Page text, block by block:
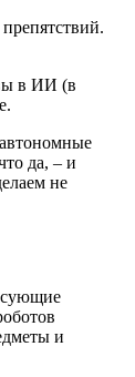
в ИИ (в
да, – и
не
и